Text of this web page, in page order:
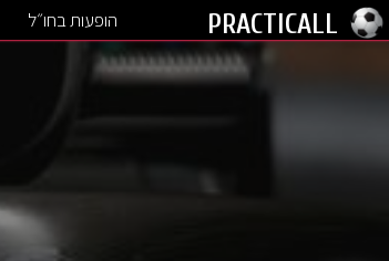
PRACTICALL הופעות בחו״ל